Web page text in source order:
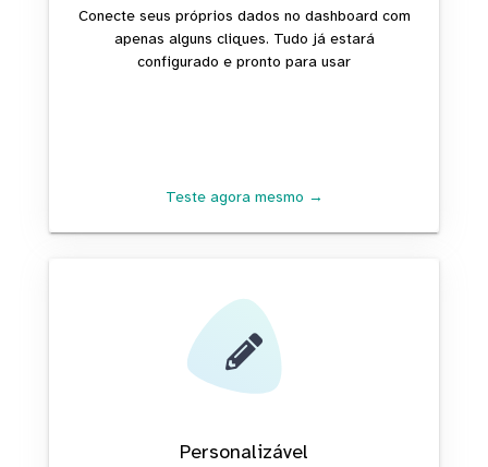
Conecte seus próprios dados no dashboard com
apenas alguns cliques. Tudo já estará
configurado e pronto para usar
Teste agora mesmo →
Personalizável